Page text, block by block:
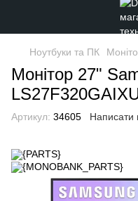
Ноутбуки та ПК
Монітор 27"
Артикул: 34605 Написати